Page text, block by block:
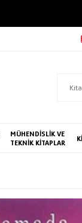
MÜHENDİSLİK VE
TEKNİK KİTAPLAR